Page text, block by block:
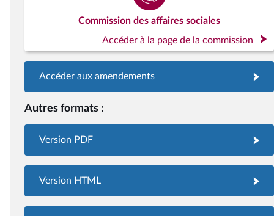
Commission des affaires sociales
Accéder à la page de la commission
Accéder aux amendements
Autres formats :
Version PDF
Version HTML